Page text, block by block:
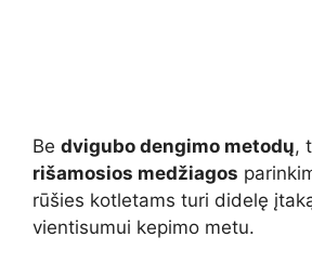
Be dvigubo dengimo metodų,
rišamosios medžiagos
rūšies kotletams turi didelę
vientisumui kepimo metu.